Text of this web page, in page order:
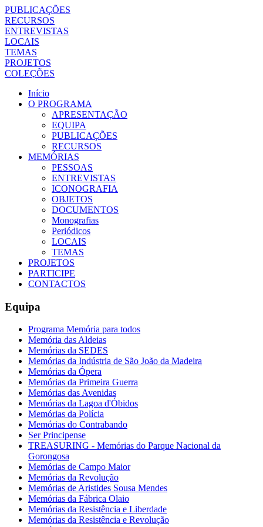
PUBLICAÇÕES
RECURSOS
ENTREVISTAS
LOCAIS
TEMAS
PROJETOS
COLEÇÕES
Início
O PROGRAMA
APRESENTAÇÃO
EQUIPA
PUBLICAÇÕES
RECURSOS
MEMÓRIAS
PESSOAS
ENTREVISTAS
ICONOGRAFIA
OBJETOS
DOCUMENTOS
Monografias
Periódicos
LOCAIS
TEMAS
PROJETOS
PARTICIPE
CONTACTOS
Equipa
Programa Memória para todos
Memória das Aldeias
Memórias da SEDES
Memórias da Indústria de São João da Madeira
Memórias da Ópera
Memórias da Primeira Guerra
Memórias das Avenidas
Memórias da Lagoa d'Óbidos
Memórias da Polícia
Memórias do Contrabando
Ser Principense
TREASURING - Memórias do Parque Nacional da
Gorongosa
Memórias de Campo Maior
Memórias da Revolução
Memórias de Aristides Sousa Mendes
Memórias da Fábrica Olaio
Memórias da Resistência e Liberdade
Memórias da Resistência e Revolução